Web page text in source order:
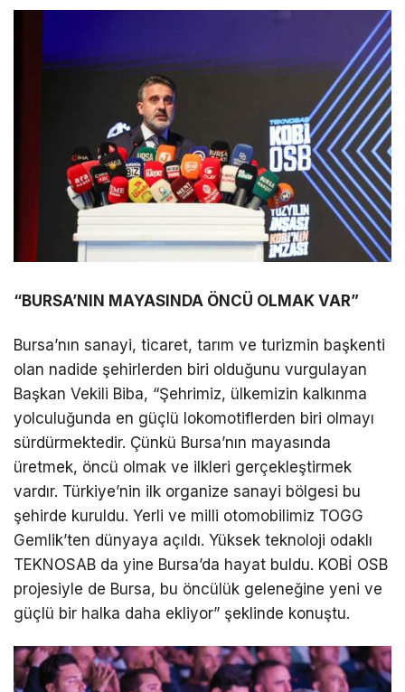
“BURSA’NIN MAYASINDA ÖNCÜ OLMAK VAR”
Bursa’nın sanayi, ticaret, tarım ve turizmin başkenti
olan nadide şehirlerden biri olduğunu vurgulayan
Başkan Vekili Biba, “Şehrimiz, ülkemizin kalkınma
yolculuğunda en güçlü lokomotiflerden biri olmayı
sürdürmektedir. Çünkü Bursa’nın mayasında
üretmek, öncü olmak ve ilkleri gerçekleştirmek
vardır. Türkiye’nin ilk organize sanayi bölgesi bu
şehirde kuruldu. Yerli ve milli otomobilimiz TOGG
Gemlik’ten dünyaya açıldı. Yüksek teknoloji odaklı
TEKNOSAB da yine Bursa’da hayat buldu. KOBİ OSB
projesiyle de Bursa, bu öncülük geleneğine yeni ve
güçlü bir halka daha ekliyor” şeklinde konuştu.